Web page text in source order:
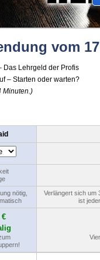
vom
Das Lehrgeld der Profis
– Starten oder warten?
Minuten.)
nötig,
Verlängert sich um
ist
€